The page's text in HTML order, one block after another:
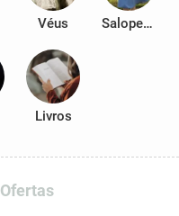
Véus Salopetes
Livros
Ofertas